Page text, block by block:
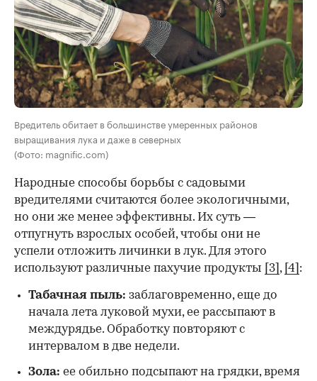
Вредитель обитает в большинстве умеренных районов
выращивания лука и даже в северных
(Фото: magnific.com)
Народные способы борьбы с садовыми
вредителями считаются более экологичными,
но они же менее эффективны. Их суть —
отпугнуть взрослых особей, чтобы они не
успели отложить личинки в лук. Для этого
используют различные пахучие продукты
[3] , [4] :
Табачная пыль: заблаговременно, еще до
начала лета луковой мухи, ее рассыпают в
междурядье. Обработку повторяют с
интервалом в две недели.
Зола: ее обильно подсыпают на грядки, время